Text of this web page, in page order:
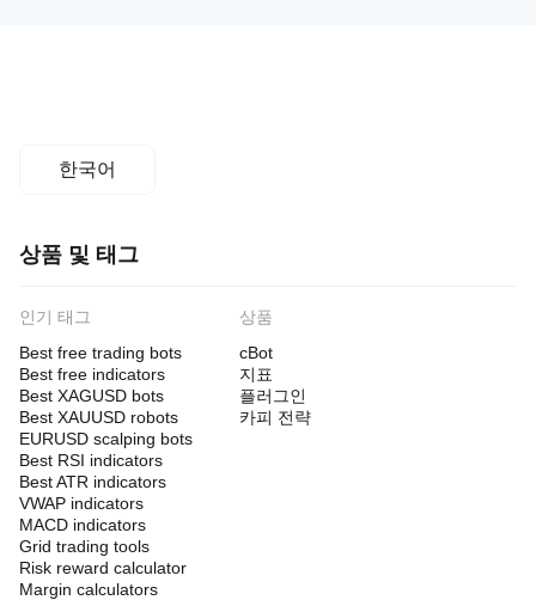
한국어
상품 및 태그
인기 태그
Best free trading bots
Best free indicators
Best XAGUSD bots
Best XAUUSD robots
EURUSD scalping bots
Best RSI indicators
Best ATR indicators
VWAP indicators
MACD indicators
Grid trading tools
Risk reward calculator
Margin calculators
상품
cBot
지표
플러그인
카피 전략